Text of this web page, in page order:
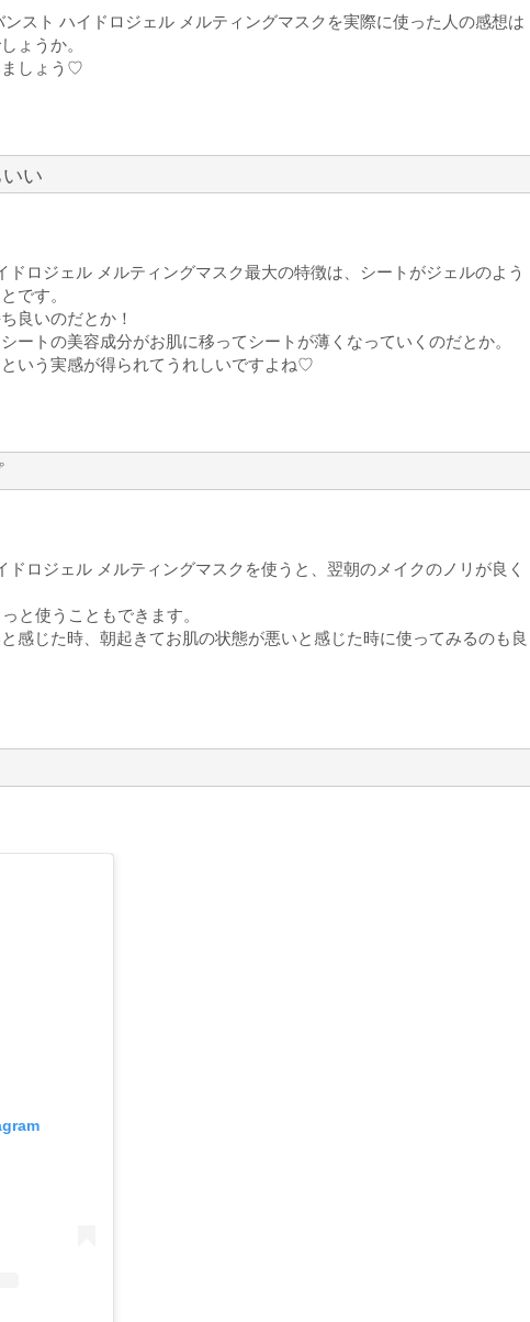
スト ハイドロジェル メルティングマスクを実際に使った人の感想は
ょうか。
ましょう♡
い
ドロジェル メルティングマスク最大の特徴は、シートがジェルのよう
です。
良いのだとか！
ートの美容成分がお肌に移ってシートが薄くなっていくのだとか。
いう実感が得られてうれしいですよね♡
ロジェル メルティングマスクを使うと、翌朝のメイクのノリが良く
と使うこともできます。
感じた時、朝起きてお肌の状態が悪いと感じた時に使ってみるのも良